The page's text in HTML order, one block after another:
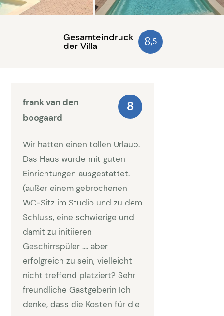
Gesamteindruck
der Villa 8,5
frank van den
boogaard
8
Wir hatten einen tollen Urlaub.
Das Haus wurde mit guten
Einrichtungen ausgestattet.
(außer einem gebrochenen
WC-Sitz im Studio und zu dem
Schluss, eine schwierige und
damit zu initiieren
Geschirrspüler .... aber
erfolgreich zu sein, vielleicht
nicht treffend platziert? Sehr
freundliche Gastgeberin Ich
denke, dass die Kosten für die